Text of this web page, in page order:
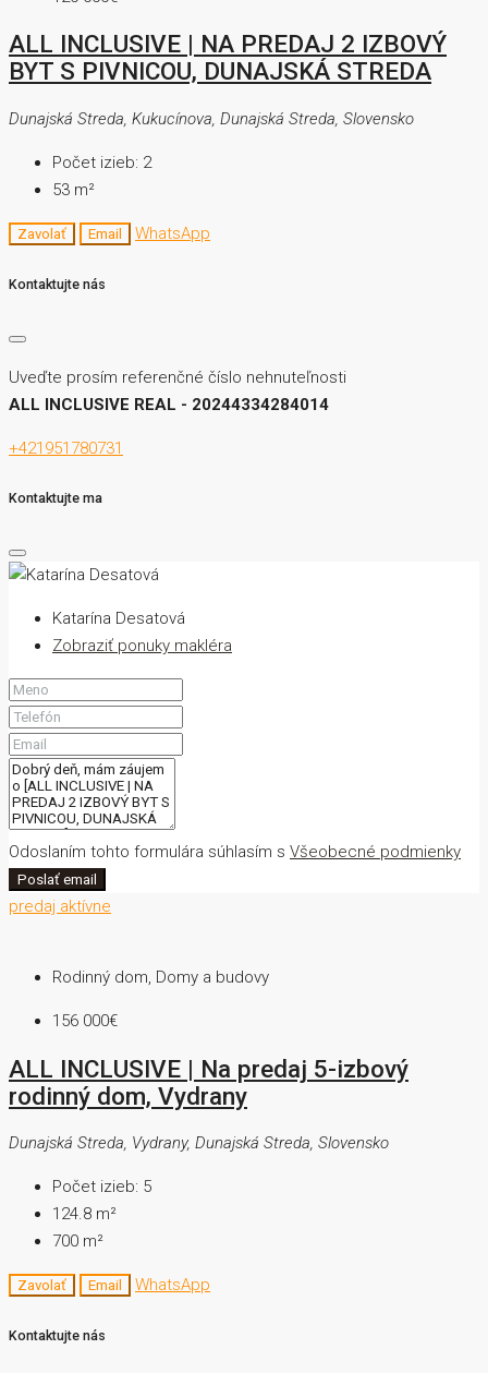
ALL INCLUSIVE | NA PREDAJ 2 IZBOVÝ
BYT S PIVNICOU, DUNAJSKÁ STREDA
Dunajská Streda, Kukucínova, Dunajská Streda, Slovensko
Počet izieb: 2
53 m²
Zavolať Email WhatsApp
Kontaktujte nás
Uveďte prosím referenčné číslo nehnuteľnosti
ALL INCLUSIVE REAL - 20244334284014
+421951780731
Kontaktujte ma
Katarína Desatová
Zobraziť ponuky makléra
Odoslaním tohto formulára súhlasím s Všeobecné podmienky
Poslať email
predaj aktívne
Rodinný dom, Domy a budovy
156 000€
ALL INCLUSIVE | Na predaj 5-izbový
rodinný dom, Vydrany
Dunajská Streda, Vydrany, Dunajská Streda, Slovensko
Počet izieb: 5
124.8 m²
700 m²
Zavolať Email WhatsApp
Kontaktujte nás